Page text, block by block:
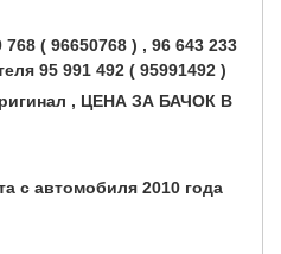
( 96650768 ) , 96 643 233
95 991 492 ( 95991492 )
, ЦЕНА ЗА БАЧОК В
с автомобиля 2010 года